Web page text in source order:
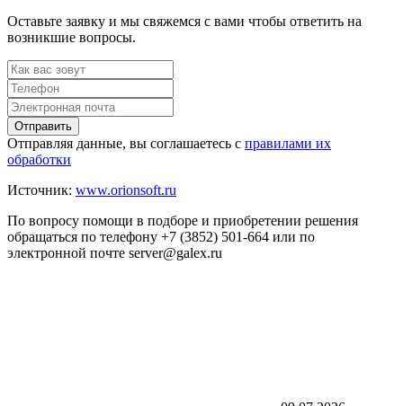
Оставьте заявку и мы свяжемся с вами чтобы ответить на
возникшие вопросы.
Отправить
Отправляя данные, вы соглашаетесь с правилами их
обработки
Источник: www.orionsoft.ru
По вопросу помощи в подборе и приобретении решения
обращаться по телефону +7 (3852) 501-664 или по
электронной почте server@galex.ru